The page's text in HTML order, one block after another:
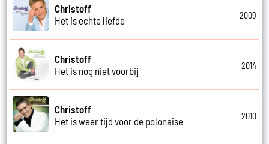
Christoff
Het is echte liefde
2009
Christoff
Het is nog niet voorbij
2014
Christoff
Het is weer tijd voor de polonaise
2010